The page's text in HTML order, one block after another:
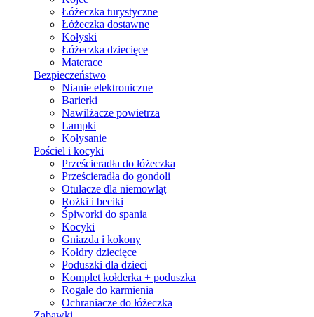
Łóżeczka turystyczne
Łóżeczka dostawne
Kołyski
Łóżeczka dziecięce
Materace
Bezpieczeństwo
Nianie elektroniczne
Barierki
Nawilżacze powietrza
Lampki
Kołysanie
Pościel i kocyki
Prześcieradła do łóżeczka
Prześcieradła do gondoli
Otulacze dla niemowląt
Rożki i beciki
Śpiworki do spania
Kocyki
Gniazda i kokony
Kołdry dziecięce
Poduszki dla dzieci
Komplet kołderka + poduszka
Rogale do karmienia
Ochraniacze do łóżeczka